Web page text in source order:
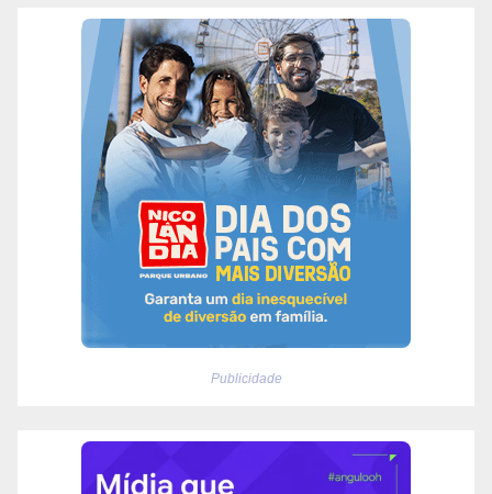
Publicidade